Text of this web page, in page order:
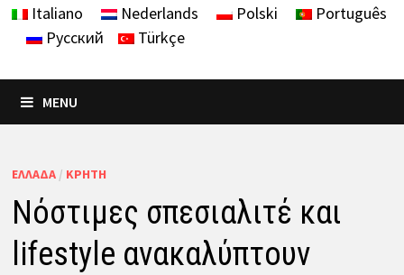
Italiano
Nederlands Polski
Português
Русский
Türkçe
MENU
ΕΛΛΆΔΑ/ ΚΡΉΤΗ
Νόστιμες σπεσιαλιτέ και
lifestyle ανακαλύπτουν